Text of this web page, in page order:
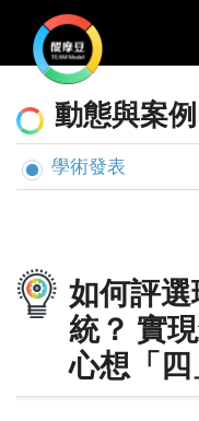
態
與
案
動態與案例
學術發表
如何評
統？ 實
心想「